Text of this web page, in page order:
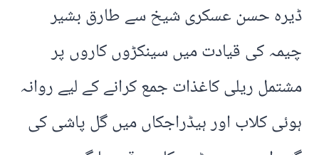
ڈیرہ حسن عسکری شیخ سے طارق بشیر
چیمہ کی قیادت میں سینکڑوں کاروں پر
مشتمل ریلی کاغذات جمع کرانے کے لیے روانہ
ہوئی کلاب اور ہیڈراجکاں میں گل پاشی کی